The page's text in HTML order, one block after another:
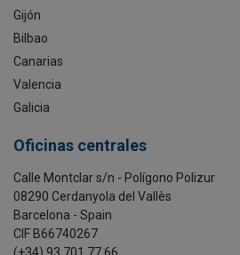
Gijón
Bilbao
Canarias
Valencia
Galicia
Oficinas centrales
Calle Montclar s/n - Polígono Polizur
08290 Cerdanyola del Vallès
Barcelona - Spain
CIF B66740267